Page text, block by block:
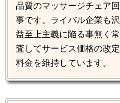
品質のマッサージチェア
事です。ライバル企業も
益至上主義に陥る事無く
査してサービス価格の改
料金を維持しています。